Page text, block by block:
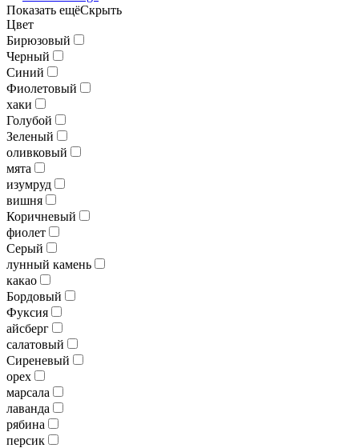
Показать ещёСкрыть
Цвет
Бирюзовый
Черный
Синий
Фиолетовый
хаки
Голубой
Зеленый
оливковый
мята
изумруд
вишня
Коричневый
фиолет
Серый
лунный камень
какао
Бордовый
Фуксия
айсберг
салатовый
Сиреневый
орех
марсала
лаванда
рябина
персик